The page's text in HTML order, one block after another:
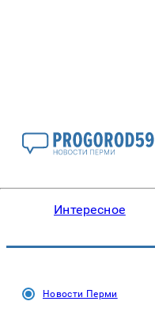
Интересное
Новости Перми